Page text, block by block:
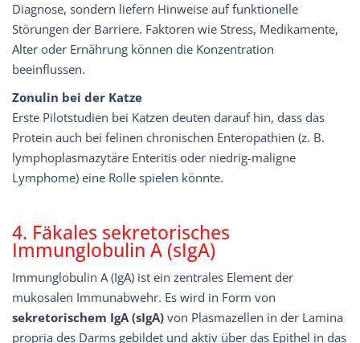
Diagnose, sondern liefern Hinweise auf funktionelle
Störungen der Barriere. Faktoren wie Stress, Medikamente,
Alter oder Ernährung können die Konzentration
beeinflussen.
Zonulin bei der Katze
Erste Pilotstudien bei Katzen deuten darauf hin, dass das
Protein auch bei felinen chronischen Enteropathien (z. B.
lymphoplasmazytäre Enteritis oder niedrig-maligne
Lymphome) eine Rolle spielen könnte.
4. Fäkales sekretorisches
Immunglobulin A (sIgA)
Immunglobulin A (IgA) ist ein zentrales Element der
mukosalen Immunabwehr. Es wird in Form von
sekretorischem IgA (sIgA) von Plasmazellen in der Lamina
propria des Darms gebildet und aktiv über das Epithel in das